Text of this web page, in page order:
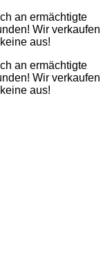
an ermächtigte
Wir verkaufen
aus!
an ermächtigte
Wir verkaufen
aus!